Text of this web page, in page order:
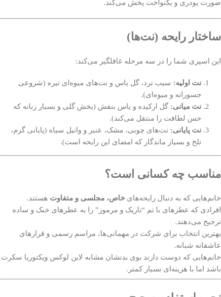
صورت پودری و یکنواخت پخش می‌کند.
ساختار رایحه (نت‌ها)
این اسپری شما را در سه مرحله غافلگیر می‌کند:
نت اولیه: سیب ترد، گل یاس و نت‌های میوه‌ای تیره (شروعی
جسورانه و میوه‌ای).
نت میانی: گل ارکیده و یاس بنفش (بخش گلی و بسیار زنانه که
حس لطافت را منتقل می‌کند).
نت پایانی: نت‌های چوبی، مشک، عنبر و وانیل سیاه (پایانی گرم،
تلخ و بسیار ماندگار که امضای این رایحه است).
مناسب چه کسانی است؟
خانم‌هایی که به دنبال رایحه‌های خاص، مجلسی و متفاوت هستند.
افرادی که عطرهای با تم “تاریک و مرموز” را به عطرهای خنک و ساده
ترجیح می‌دهند.
بهترین انتخاب برای شرکت در مهمانی‌ها، مراسم رسمی و قرارهای
عاشقانه شبانه.
خانم‌هایی که دوست دارند بوی بدنشان مشابه لاین لوکس ویکتوریا سکرت
باشد اما با هزینه‌ای بسیار کمتر.